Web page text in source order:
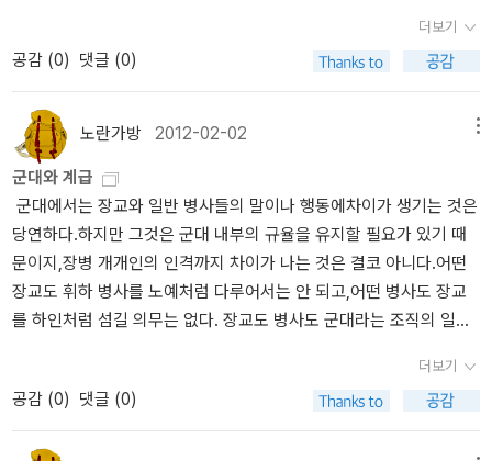
스포르차는 체사레와 직접 대립하다 포로가 된 비운의 인물이다. 마
행을 기록하는 일종의 복음사가 역할을 작품에서 담당한다. 이러한
물에 불과하다. 이같이 시오노 나나미의 르네상스 세계에서 중심은
'체사레 보르자'이며, 시대정신은 '인간해방' 이 아닌 '이탈리아 통
일'로 표현된다. 짧은 시기를 불태우고 사라진 젊은 야심가에 대해 <
군주론>에서 내린 체사레에 대한 마키아벨리의 평가는 분명하고 냉
정하지만, 작가는 마키아벨리의 의도를 무시하고 자신의 관점에서 해
석하면서 애도 행렬에 동참시킨다. <체사레 보르자, 우아한 냉혹>의
서두에서 우리는 시오노 나나미의 다른 기둥 카이사르와의 접점을 찾
을 수 있다. 머리말에는 체사레의 보검과 군기에 새겨진 'Aut Caesar,
Aut Nihil' (카이사르냐, 아니면 아무것도 아니냐)라는 문구가 소개되
는데, 이를 통해 우리는 작가의 다음 시선이 향하게 될 것임을 짐작할
의 기틀을 마련한 '성공한 야심가'에게 헌정한다. 전체 15권으로 이루
더보기
공감 (0) 댓글 (0)
노란가방 2012-02-02
군대와 계급
군대에서는 장교와 일반 병사들의 말이나 행동에차이가 생기는 것은
당연하다.하지만 그것은 군대 내부의 규율을 유지할 필요가 있기 때
문이지,장병 개개인의 인격까지 차이가 나는 것은 결코 아니다.어떤
장교도 휘하 병사를 노예처럼 다루어서는 안 되고,어떤 병사도 장교
를 하인처럼 섬길 의무는 없다. 장교도 병사도 군대라는 조직의 일원
더보기
공감 (0) 댓글 (0)